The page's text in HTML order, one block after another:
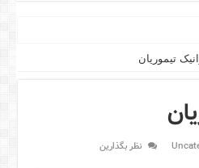
تیموریان
نظر بگذارین